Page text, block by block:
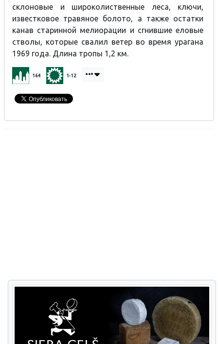
склоновые и широколиственные леса, ключи,
известковое травяное болото, а также остатки
канав старинной мелиорации и сгнившие еловые
стволы, которые свалил ветер во время урагана
1969 года. Длина тропы 1,2 км.
164 1-12